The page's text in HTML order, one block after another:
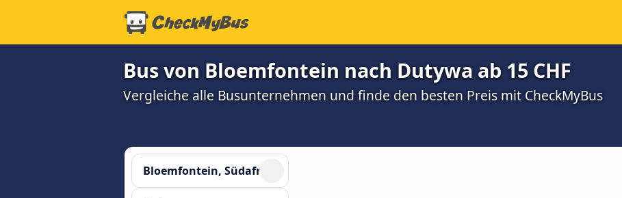
Bus von Bloemfontein nach Dutywa ab 15 CHF
Vergleiche alle Busunternehmen und finde den besten Preis mit CheckMyBus